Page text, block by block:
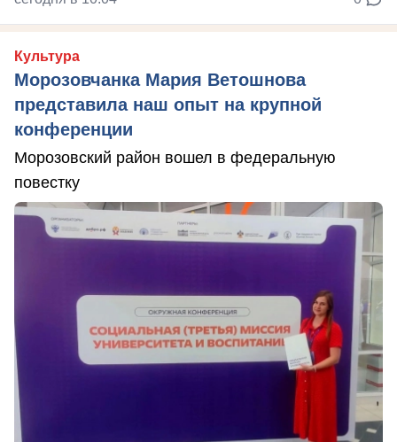
Культура
Морозовчанка Мария Ветошнова
представила наш опыт на крупной
конференции
Морозовский район вошел в федеральную
повестку